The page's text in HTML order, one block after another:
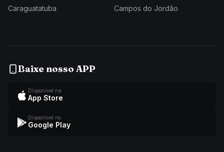
Caraguatatuba Campos do Jordão
Baixe nosso APP
Disponível na
App Store
Disponível no
Google Play